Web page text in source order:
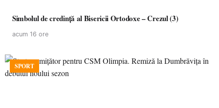
Simbolul de credinţă al Bisericii Ortodoxe – Crezul (3)
acum 16 ore
SPORT